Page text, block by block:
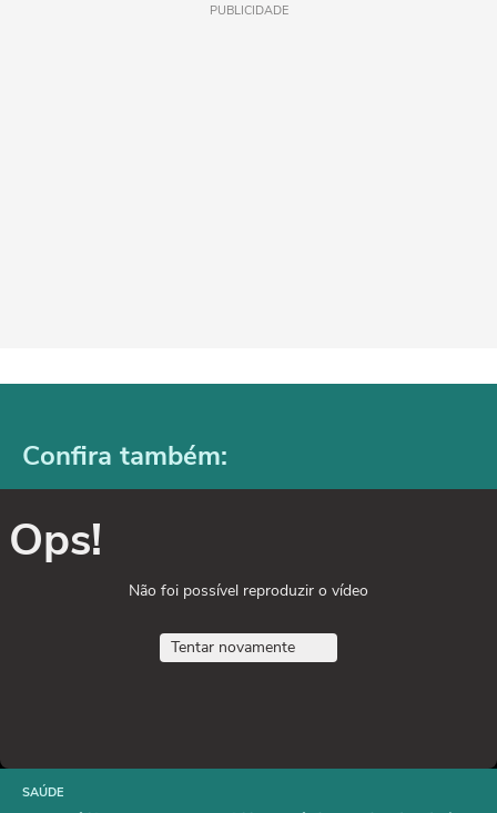
PUBLICIDADE
Confira também:
Ops!
Não foi possível reproduzir o vídeo
Tentar novamente
SAÚDE